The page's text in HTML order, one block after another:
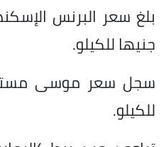
جنيها للكيلو.
للكيلو.